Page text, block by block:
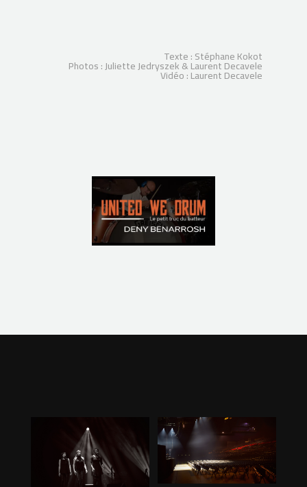
Texte : Stéphane Kokot
Photos : Juliette Jedryszek & Laurent Decavele
Vidéo : Laurent Decavele